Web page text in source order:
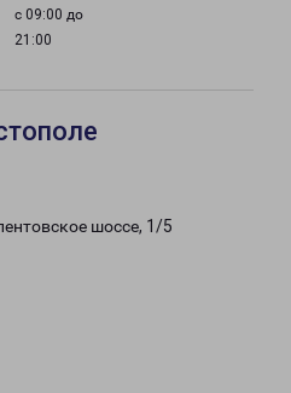
с 09:00 до
21:00
шоссе, 1/5